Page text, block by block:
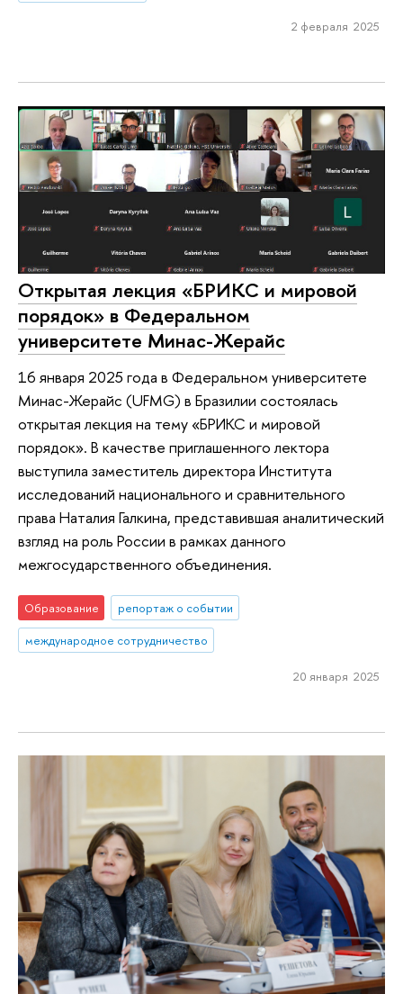
2 февраля 2025
Открытая лекция «БРИКС и мировой
порядок» в Федеральном
университете Минас-Жерайс
16 января 2025 года в Федеральном университете
Минас-Жерайс (UFMG) в Бразилии состоялась
открытая лекция на тему «БРИКС и мировой
порядок». В качестве приглашенного лектора
выступила заместитель директора Института
исследований национального и сравнительного
права Наталия Галкина, представившая аналитический
взгляд на роль России в рамках данного
межгосударственного объединения.
Образование
репортаж о событии
международное сотрудничество
20 января 2025